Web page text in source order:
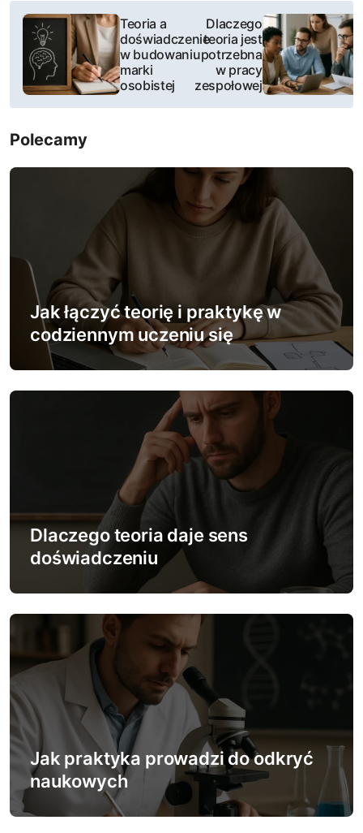
N
w
i
g
a
i
Teoria a
doświadczenie
w budowaniu
marki
osobistej
Dlaczego
teoria jest
potrzebna
w pracy
zespołowej
Polecamy
Jak łączyć teorię i praktykę w
codziennym uczeniu się
Dlaczego teoria daje sens
doświadczeniu
Jak praktyka prowadzi do odkryć
naukowych